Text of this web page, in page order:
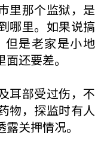
里那个监狱，是
哪里。如果说搞
但是老家是小地
还要差。
耳部受过伤，不
物，探监时有人
关押情况。